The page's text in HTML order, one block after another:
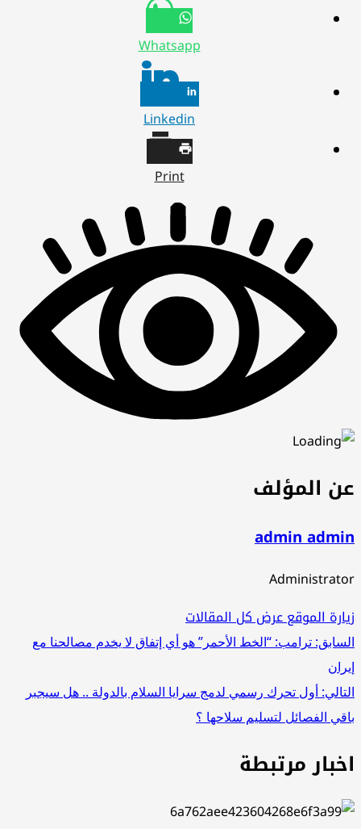
Whatsapp
Linkedin
Print
عن المؤلف
admin admin
Administrator
زيارة الموقععرض كل المقالات
تصفّح
المقالات
السابق: ترامب: “الخط الأحمر” هو أي إتفاق لا يخدم مصالحنا مع
إيران
التالي: أول تحرك رسمي لدمج سرايا السلام بالدولة .. هل سيجبر
باقي الفصائل لتسليم سلاحها ؟
اخبار مرتبطة